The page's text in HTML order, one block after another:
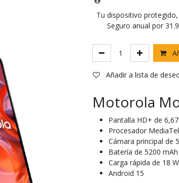
Tu dispositivo
Seguro anual por
Añadir a lista de
Motorola
Pantalla HD+ de
Procesador
Cámara principal de
Batería de 5200 mAh
Carga rápida de 18 W
Android 15